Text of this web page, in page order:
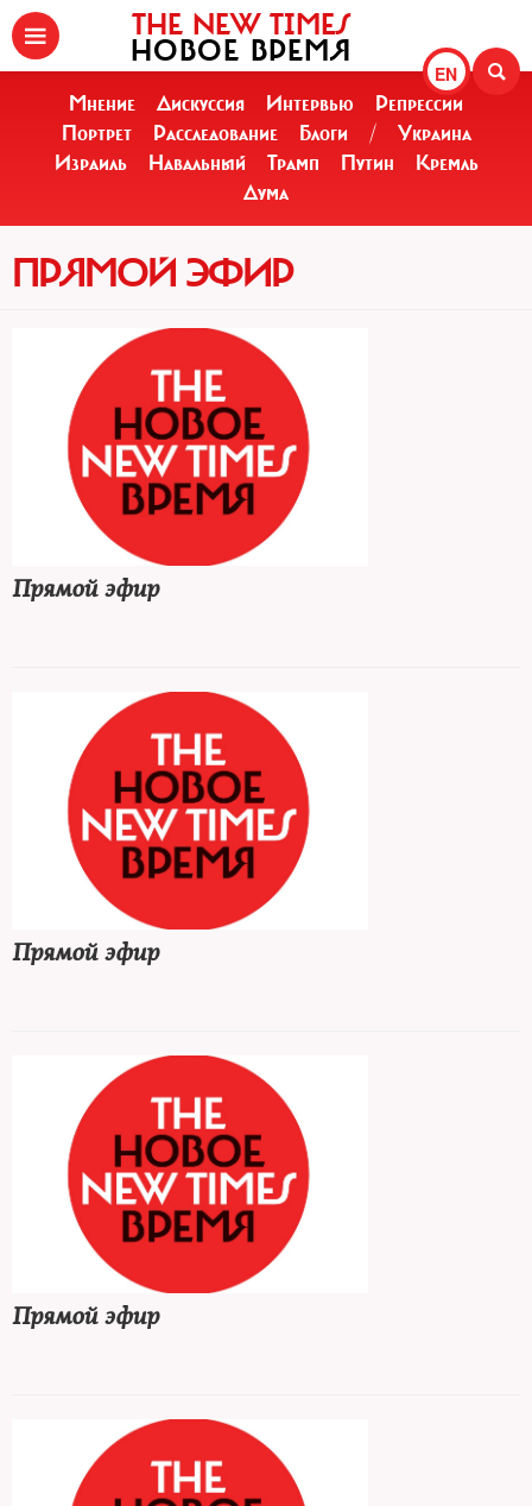
EN
THE NEW TIMES
НОВОЕ ВРЕМЯ
Мнение Дискуссия Интервью
Репрессии
Портрет
Расследование Блоги /
Украина
Израиль
Навальный Трамп Путин
Кремль
Дума
ПРЯМОЙ ЭФИР
Прямой эфир
Прямой эфир
Прямой эфир